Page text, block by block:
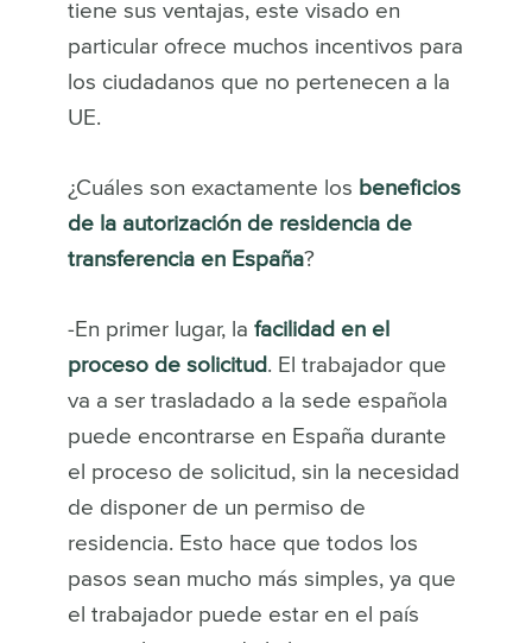
tiene sus ventajas, este visado en
particular ofrece muchos incentivos para
los ciudadanos que no pertenecen a la
UE.
¿Cuáles son exactamente los beneficios
de la autorización de residencia de
transferencia en España?
-En primer lugar, la facilidad en el
proceso de solicitud. El trabajador que
va a ser trasladado a la sede española
puede encontrarse en España durante
el proceso de solicitud, sin la necesidad
de disponer de un permiso de
residencia. Esto hace que todos los
pasos sean mucho más simples, ya que
el trabajador puede estar en el país